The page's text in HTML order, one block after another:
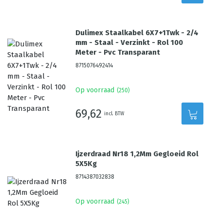
Dulimex Staalkabel 6X7+1Twk - 2/4
mm - Staal - Verzinkt - Rol 100
Meter - Pvc Transparant
8715076492414
Op voorraad (250)
69,62 incl. BTW
Ijzerdraad Nr18 1,2Mm Gegloeid Rol
5X5Kg
8714387032838
Op voorraad (245)